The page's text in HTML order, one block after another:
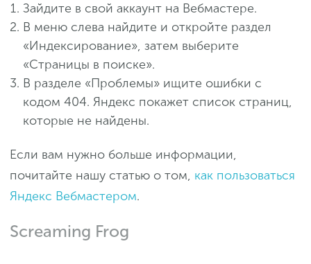
Зайдите в свой аккаунт на Вебмастере.
В меню слева найдите и откройте раздел
«Индексирование», затем выберите
«Страницы в поиске».
В разделе «Проблемы» ищите ошибки с
кодом 404. Яндекс покажет список страниц,
которые не найдены.
Если вам нужно больше информации,
почитайте нашу статью о том, как пользоваться
Яндекс Вебмастером.
Screaming Frog